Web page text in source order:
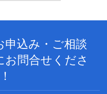
込み・ご相談
問合せくださ